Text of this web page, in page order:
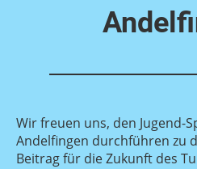
Wir freuen uns, den Jugend-
Andelfingen durchführen zu
Beitrag für die Zukunft des